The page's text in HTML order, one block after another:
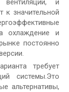
и
к значительной
охлаждение и
постоянно
требует
системы.Это
альтернативы,